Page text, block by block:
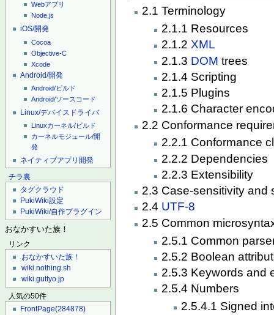
Webアプリ
Node.js
iOS/開発
Cocoa
Objective-C
Xcode
Android/開発
Android/ビルド
Android/ソースコード
Linux/デバイスドライバ
Linuxカーネル/ビルド
カーネルモジュール/開
発
ネイティブアプリ開発
チラ裏
タグクラウド
PukiWiki設定
PukiWiki/自作プラグイン
おなかすいた族！
リンク
おなかすいた族！
wiki.nothing.sh
wiki.guttyo.jp
人気の50件
FrontPage(284878)
2.1 Terminology
2.1.1 Resources
2.1.2XML
2.1.3 DOM trees
2.1.4 Scripting
2.1.5 Plugins
2.1.6 Character
2.2 Conformance
2.2.1 Conformance
2.2.2 Dependencies
2.2.3 Extensibility
2.3 Case-sensitivity and
2.4 UTF-8
2.5 Common
2.5.1 Common
2.5.2 Boolean
2.5.3 Keywords and
2.5.4 Numbers
2.5.4.1 Signed